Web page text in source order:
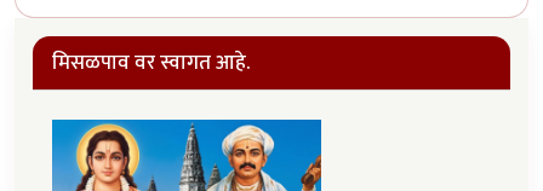
मिसळपाव वर स्वागत आहे.